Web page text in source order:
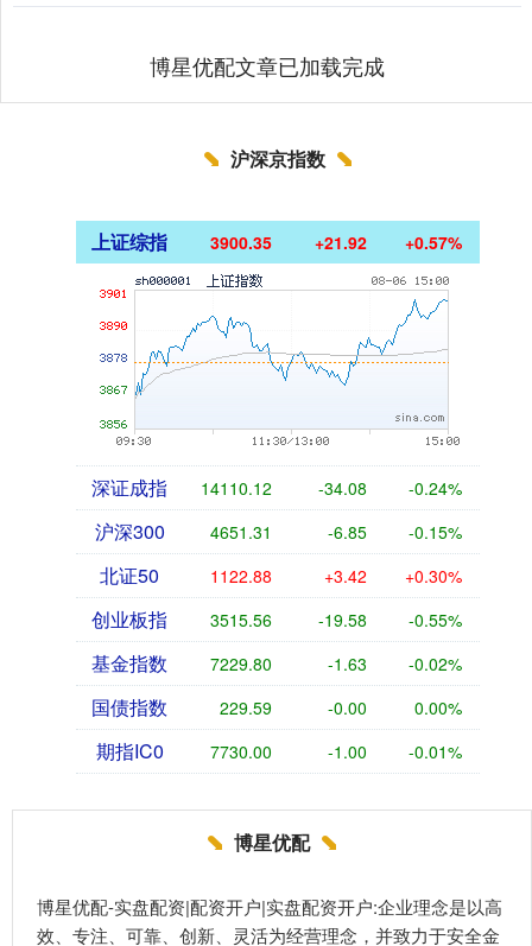
博星优配文章已加载完成
沪深京指数
上证综指 3900.35 +21.92 +0.57%
深证成指 14110.12 -34.08 -0.24%
沪深300 4651.31 -6.85 -0.15%
北证50 1122.88 +3.42 +0.30%
创业板指 3515.56 -19.58 -0.55%
基金指数 7229.80 -1.63 -0.02%
国债指数 229.59 -0.00 0.00%
期指IC0 7730.00 -1.00 -0.01%
博星优配
博星优配-实盘配资|配资开户|实盘配资开户:企业理念是以高
效、专注、可靠、创新、灵活为经营理念，并致力于安全金